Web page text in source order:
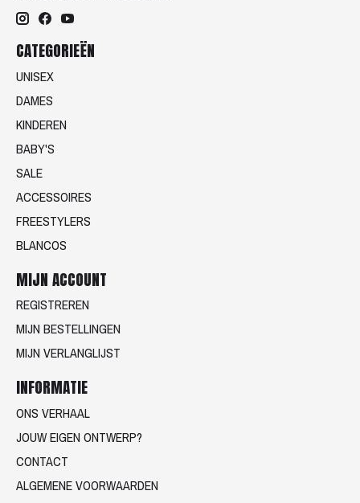
CATEGORIEËN
UNISEX
DAMES
KINDEREN
BABY'S
SALE
ACCESSOIRES
FREESTYLERS
BLANCOS
MIJN ACCOUNT
REGISTREREN
MIJN BESTELLINGEN
MIJN VERLANGLIJST
INFORMATIE
ONS VERHAAL
JOUW EIGEN ONTWERP?
CONTACT
ALGEMENE VOORWAARDEN